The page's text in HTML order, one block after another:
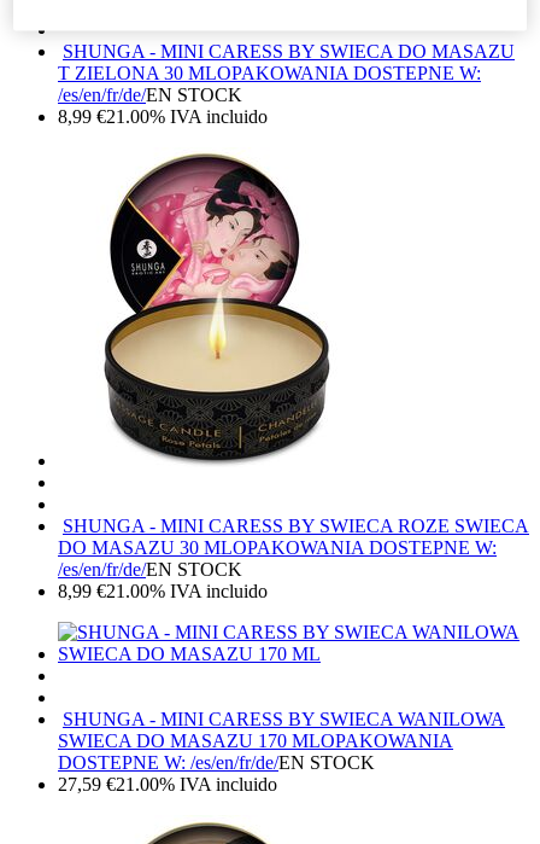
SHUNGA - MINI CARESS BY SWIECA DO MASAZU
T ZIELONA 30 MLOPAKOWANIA DOSTEPNE W:
/es/en/fr/de/EN STOCK
8,99 €21.00% IVA incluido
SHUNGA - MINI CARESS BY SWIECA ROZE SWIECA
DO MASAZU 30 MLOPAKOWANIA DOSTEPNE W:
/es/en/fr/de/EN STOCK
8,99 €21.00% IVA incluido
SHUNGA - MINI CARESS BY SWIECA WANILOWA
SWIECA DO MASAZU 170 MLOPAKOWANIA
DOSTEPNE W: /es/en/fr/de/EN STOCK
27,59 €21.00% IVA incluido